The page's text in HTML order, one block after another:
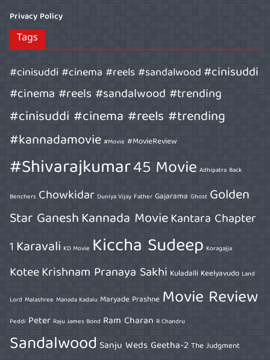
Privacy Policy
Tags
#cinisuddi #cinema #reels #sandalwood#cinisuddi
#cinema #reels #sandalwood #trending
#cinisuddi #cinema #reels #trending
#kannadamovie #Movie #MovieReview
#Shivarajkumar45 Movie Adhipatra Back
Benchers Chowkidar Duniya Vijay Father Gajarama Ghost Golden
Star GaneshKannada MovieKantara Chapter
1 Karavali KD Movie Kiccha Sudeep Koragajja
KoteeKrishnam Pranaya Sakhi Kuladalli Keelyavudo Land
Lord Malashree Manada Kadalu Maryade Prashne Movie Review
Peddi Peter Raju James Bond Ram Charan R Chandru
Sandalwood Sanju Weds Geetha-2 The Judgment